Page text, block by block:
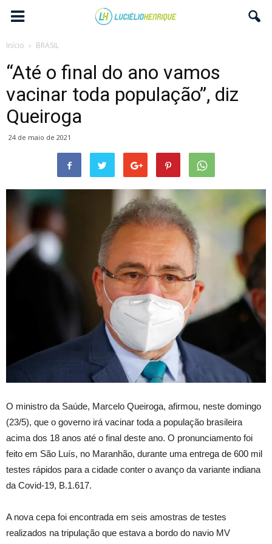
Início BRASIL
“Até o final do ano vamos
vacinar toda população”, diz
Queiroga
24 de maio de 2021
O ministro da Saúde, Marcelo Queiroga, afirmou, neste domingo
(23/5), que o governo irá vacinar toda a população brasileira
acima dos 18 anos até o final deste ano. O pronunciamento foi
feito em São Luís, no Maranhão, durante uma entrega de 600 mil
testes rápidos para a cidade conter o avanço da variante indiana
da Covid-19, B.1.617.
A nova cepa foi encontrada em seis amostras de testes
realizados na tripulação que estava a bordo do navio MV